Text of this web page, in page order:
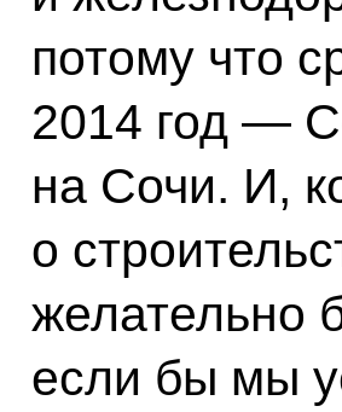
потому что
2014 год —
на Сочи. И,
о
желательно
если бы мы